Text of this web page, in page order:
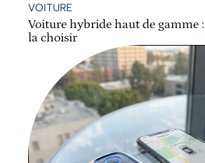
VOITURE
Voiture hybride haut de gamme
la choisir